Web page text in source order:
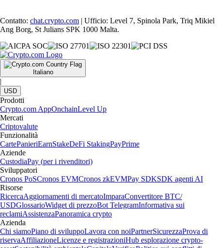
Contatto: chat.crypto.com | Ufficio: Level 7, Spinola Park, Triq Mikiel
Ang Borg, St Julians SPK 1000 Malta.
Italiano
|
USD
Prodotti
Crypto.com AppOnchainLevel Up
Mercati
Criptovalute
Funzionalità
CartePanieriEarnStakeDeFi StakingPayPrime
Aziende
CustodiaPay (per i rivenditori)
Sviluppatori
Cronos PoSCronos EVMCronos zkEVMPay SDKSDK agenti AI
Risorse
RicercaAggiornamenti di mercatoImparaConvertitore BTC/
USDGlossarioWidget di prezzoBot TelegramInformativa sui
reclamiAssistenzaPanoramica crypto
Azienda
Chi siamoPiano di sviluppoLavora con noiPartnerSicurezzaProva di
riservaAffiliazioneLicenze e registrazioniHub esplorazione crypto-